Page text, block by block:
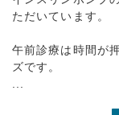
ただいています。
午前診療は時間が
ズです。